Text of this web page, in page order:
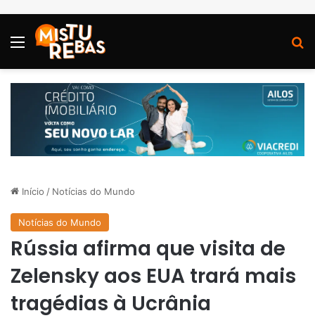
Menu
Início / Notícias do Mundo
Notícias do Mundo
Rússia afirma que visita de
Zelensky aos EUA trará mais
tragédias à Ucrânia